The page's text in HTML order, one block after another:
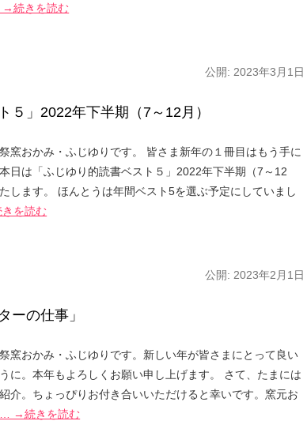
→続きを読む
公開: 2023年3月1日
５」2022年下半期（7～12月）
窯おかみ・ふじゆりです。 皆さま新年の１冊目はもう手に
日は「ふじゆり的読書ベスト５」2022年下半期（7～12
します。 ほんとうは年間ベスト5を選ぶ予定にしていまし
を読む
公開: 2023年2月1日
ーの仕事」
窯おかみ・ふじゆりです。新しい年が皆さまにとって良い
に。本年もよろしくお願い申し上げます。 さて、たまには
介。ちょっぴりお付き合いいただけると幸いです。窯元お
… →続きを読む